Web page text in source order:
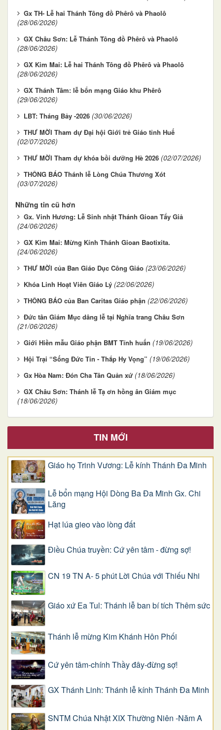
Gx TH- Lễ hai Thánh Tông đồ Phêrô và Phaolô
(28/06/2026)
GX Châu Sơn: Lễ Thánh Tông đồ Phêrô và Phaolô
(28/06/2026)
GX Kim Mai: Lễ hai Thánh Tông đồ Phêrô và Phaolô
(28/06/2026)
GX Thánh Tâm: lễ bổn mạng Giáo khu Phêrô
(29/06/2026)
LBT: Tháng Bảy -2026 (30/06/2026)
THƯ MỜI Tham dự Đại hội Giới trẻ Giáo tỉnh Huế
(02/07/2026)
THƯ MỜI Tham dự khóa bồi dưỡng Hè 2026 (02/07/2026)
THÔNG BÁO Thánh lễ Lòng Chúa Thương Xót
(03/07/2026)
Những tin cũ hơn
Gx. Vinh Hương: Lễ Sinh nhật Thánh Gioan Tẩy Giả
(24/06/2026)
GX Kim Mai: Mừng Kính Thánh Gioan Baotixita.
(24/06/2026)
THƯ MỜI của Ban Giáo Dục Công Giáo (23/06/2026)
Khóa Linh Hoạt Viên Giáo Lý (22/06/2026)
THÔNG BÁO của Ban Caritas Giáo phận (22/06/2026)
Đức tân Giám Mục dâng lễ tại Nghĩa trang Châu Sơn
(21/06/2026)
Giới Hiền mẫu Giáo phận BMT Tĩnh huấn (19/06/2026)
Hội Trại “Sống Đức Tin - Thắp Hy Vọng” (19/06/2026)
Gx Hòa Nam: Đón Cha Tân Quản xứ (18/06/2026)
GX Châu Sơn: Thánh lễ Tạ ơn hồng ân Giám mục
(18/06/2026)
TIN MỚI
Giáo họ Trinh Vương: Lễ kính Thánh Đa Minh
Lễ bổn mạng Hội Dòng Ba Đa Minh Gx. Chi
Lăng
Hạt lúa gieo vào lòng đất
Điều Chúa truyền: Cứ yên tâm - đừng sợ!
CN 19 TN A- 5 phút Lời Chúa với Thiếu Nhi
Giáo xứ Ea Tul: Thánh lễ ban bí tích Thêm sức
Thánh lễ mừng Kim Khánh Hôn Phối
Cứ yên tâm-chính Thầy đây-đừng sợ!
GX Thánh Linh: Thánh lễ kính Thánh Đa Minh
SNTM Chúa Nhật XIX Thường Niên -Năm A